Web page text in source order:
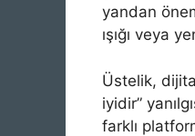
yandan
ışığı veya
Üstelik,
iyidir”
farklı